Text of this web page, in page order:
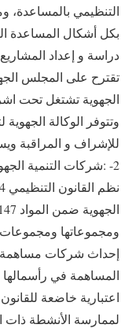
التنظيمي
بكل أشكال المساعدة
دراسة و إعداد
تقترح على المجلس
الجهوية تشتغل تحت
وتتوفر الوكالة الجهوية
للإشراف و المراقبة
2- :شركات التنمية الجهوية
ومجموعاتها ومجموعات
إحداث شركات مساهمة
المساهمة في
اعتبارية خاضعة
لممارسة الأنشطة ذات